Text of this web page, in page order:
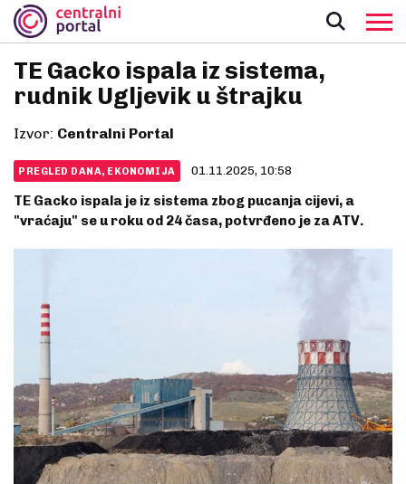
TE Gacko ispala iz sistema,
rudnik Ugljevik u štrajku
Izvor: Centralni Portal
PREGLED DANA, EKONOMIJA 01.11.2025, 10:58
TE Gacko ispala je iz sistema zbog pucanja cijevi, a
"vraćaju" se u roku od 24 časa, potvrđeno je za ATV.